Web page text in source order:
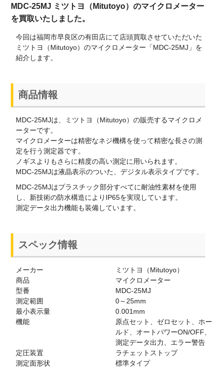
MDC-25MJ ミツトヨ（Mitutoyo）のマイクロメーター
を買取いたしました。
今回は福岡市早良区の有田店にて店頭買取させていただいた
ミツトヨ（Mitutoyo）のマイクロメーター「MDC-25MJ」を
紹介します。
商品情報
MDC-25MJは、ミツトヨ（Mitutoyo）の販売するマイクロメ
ーターです。
マイクロメーターは精密なネジ機構を使って精密な長さの測
定を行う測定器です。
ノギスよりもさらに精度の高い測定に用いられます。
MDC-25MJは液晶表示のついた、デジタル表示タイプです。
MDC-25MJはプラスチック部分すべてに耐油性素材を使用
し、新技術の防水構造によりIP65を実現しています。
測定データ出力機能も装備しています。
スペック情報
メーカー
ミツトヨ（Mitutoyo）
商品
マイクロメーター
型番
MDC-25MJ
測定範囲
0～25mm
最小表示量
0.001mm
機能
原点セット、ゼロセット、ホー
ルド、オートパワーON/OFF、
測定データ出力、エラー警告
定圧装置
ラチェットストップ
測定面形状
標準タイプ